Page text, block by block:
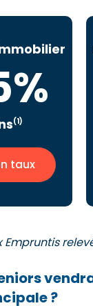
(1)
taux
Empruntis
?